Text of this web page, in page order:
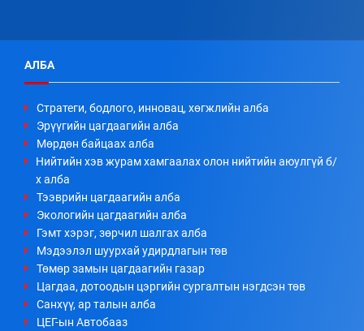
АЛБА
Стратеги, бодлого, инновац, хөгжлийн алба
Эрүүгийн цагдаагийн алба
Мөрдөн байцаах алба
Нийтийн хэв журам хамгаалах олон нийтийн аюулгүй б/
х алба
Тээврийн цагдаагийн алба
Экологийн цагдаагийн алба
Гэмт хэрэг, зөрчил шалгах алба
Мэдээлэл шуурхай удирдлагын төв
Төмөр замын цагдаагийн газар
Цагдаа, дотоодын цэргийн сургалтын нэгдсэн төв
Санхүү, ар талын алба
ЦЕГ-ын Автобааз